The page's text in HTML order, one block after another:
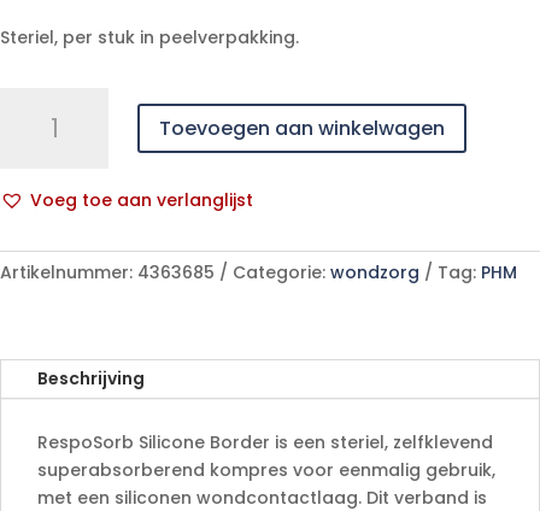
Steriel, per stuk in peelverpakking.
Silicone
10
aantal
Toevoegen aan winkelwagen
Voeg toe aan verlanglijst
l
t
n
a
Artikelnummer: 4363685 Categorie: wondzorg Tag: PHM
Beschrijving
RespoSorb Silicone Border is een steriel, zelfklevend
superabsorberend kompres voor eenmalig gebruik,
met een siliconen wondcontactlaag. Dit verband is